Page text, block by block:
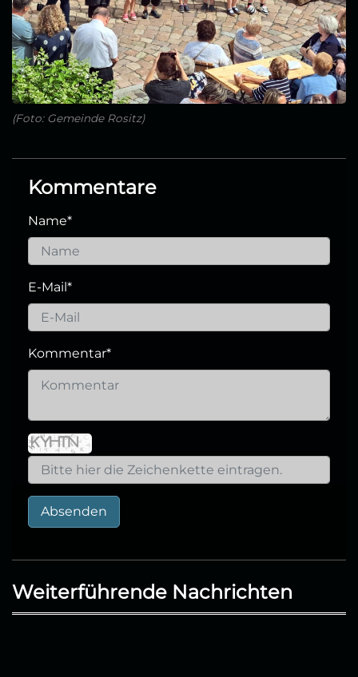
(Foto: Gemeinde Rositz)
Kommentare
Name*
E-Mail *
Kommentar*
Absenden
Weiterführende Nachrichten